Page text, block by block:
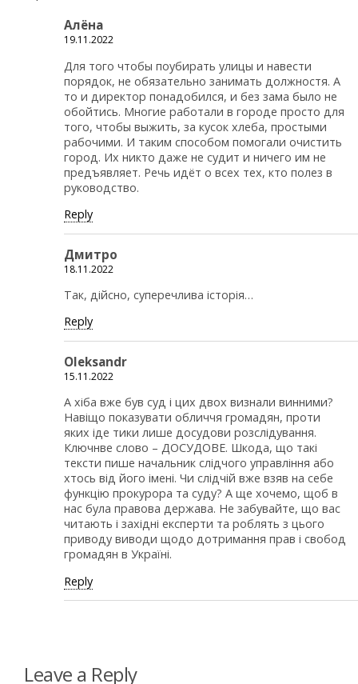
Алёна
19.11.2022
Для того чтобы поубирать улицы и навести
порядок, не обязательно занимать должностя. А
то и директор понадобился, и без зама было не
обойтись. Многие работали в городе просто для
того, чтобы выжить, за кусок хлеба, простыми
рабочими. И таким способом помогали очистить
город. Их никто даже не судит и ничего им не
предъявляет. Речь идёт о всех тех, кто полез в
руководство.
Reply
Дмитро
18.11.2022
Так, дійсно, суперечлива історія…
Reply
Oleksandr
15.11.2022
А хіба вже був суд і цих двох визнали винними?
Навіщо показувати обличчя громадян, проти
яких іде тики лише досудови розслідування.
Ключнве слово – ДОСУДОВЕ. Шкода, що такі
тексти пише начальник слідчого управління або
хтось від його імені. Чи слідчій вже взяв на себе
функцію прокурора та суду? А ще хочемо, щоб в
нас була правова держава. Не забувайте, що вас
читають і західні експерти та роблять з цього
приводу виводи щодо дотримання прав і свобод
громадян в Україні.
Reply
Leave a Reply